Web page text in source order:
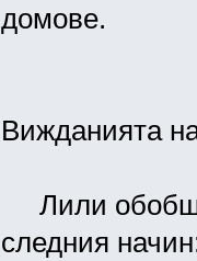
домове.
Вижданията
Лили
следния